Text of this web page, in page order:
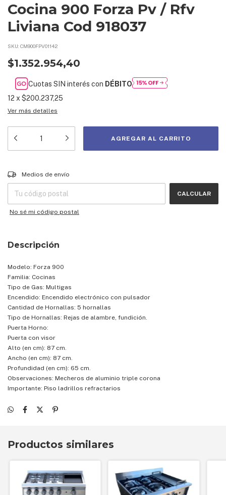
Cocina 900 Forza Pv / Rfv
Liviana Cod 918037
SKU: CM900FPV01142
$1.352.954,40
Cuotas SIN interés con DÉBITO
12 x $200.237,25
Ver más detalles
Entregas para el CP:
Medios de envío
CALCULAR
No sé mi código postal
Descripción
Modelo: Forza 900
Familia: Cocinas
Tipo de Gas: Multigas
Encendido: Encendido electrónico con pulsador
Cantidad de Hornallas: 5 hornallas
Tipo de Hornallas: Rejas de alambre, fundición.
Puerta Horno:
Puerta con visor
Alto (en cm): 87 cm.
Ancho (en cm): 87 cm.
Profundidad (en cm): 65 cm.
Observaciones: Mecheros de aluminio triple corona
Importante: Piso ladrillos refractarios
Productos similares